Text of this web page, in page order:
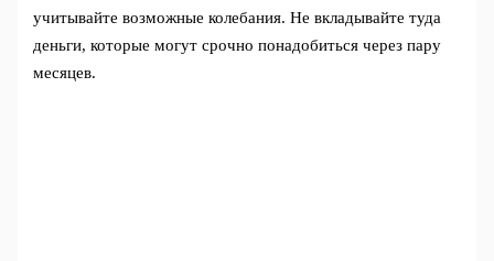
учитывайте возможные колебания. Не вкладывайте туда
деньги, которые могут срочно понадобиться через пару
месяцев.